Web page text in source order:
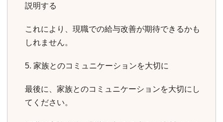
説明する
これにより、現職での給与改善が期待できるかも
しれません。
5. 家族とのコミュニケーションを大切に
最後に、家族とのコミュニケーションを大切にし
てください。